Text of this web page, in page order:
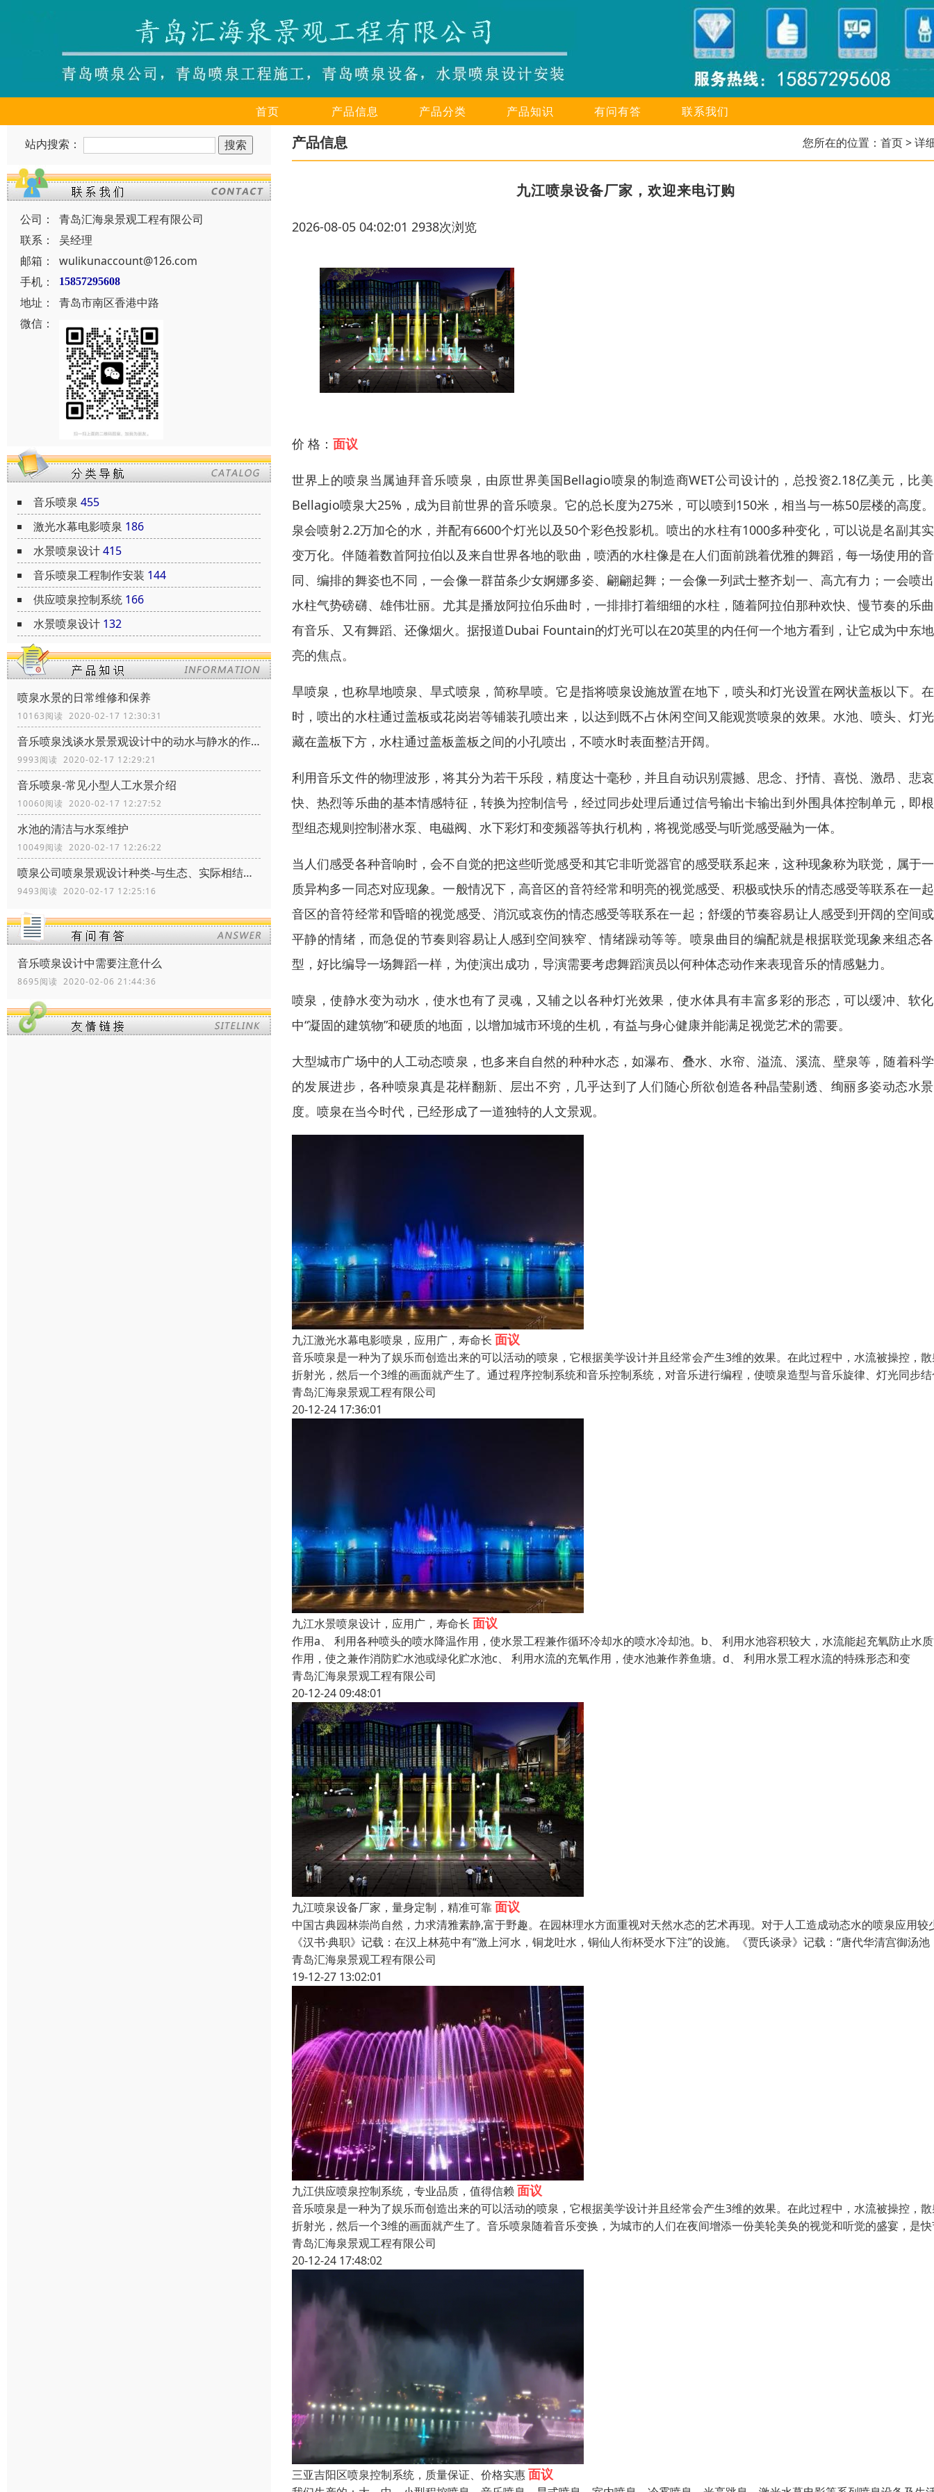
首页 产品信息 产品分类 产品知识 有问有答 联系我们
站内搜索：
公司：
青岛汇海泉景观工程有限公司
联系：
吴经理
邮箱：
wulikunaccount@126.com
手机：
15857295608
地址：
青岛市南区香港中路
微信：
音乐喷泉 455
激光水幕电影喷泉 186
水景喷泉设计415
音乐喷泉工程制作安装 144
供应喷泉控制系统 166
水景喷泉设计 132
喷泉水景的日常维修和保养
10163阅读 2020-02-17 12:30:31
音乐喷泉浅谈水景景观设计中的动水与静水的作用
9993阅读 2020-02-17 12:29:21
音乐喷泉-常见小型人工水景介绍
10060阅读 2020-02-17 12:27:52
水池的清洁与水泵维护
10049阅读 2020-02-17 12:26:22
喷泉公司喷泉景观设计种类-与生态、实际相结合
9493阅读 2020-02-17 12:25:16
音乐喷泉设计中需要注意什么
8695阅读 2020-02-06 21:44:36
产品信息 您所在的位置： 首页> 详
九江喷泉设备厂家，欢迎来电订购
2026-08-05 04:02:01 2938次浏览
价 格： 面议
世界上的喷泉当属迪拜音乐喷泉，由原世界美国Bellagio喷泉的制造商WET公司设计的，总投资2.18亿美元，比
Bellagio喷泉大25%，成为目前世界的音乐喷泉。它的总长度为275米，可以喷到150米，相当与一栋50层楼的高度
泉会喷射2.2万加仑的水，并配有6600个灯光以及50个彩色投影机。喷出的水柱有1000多种变化，可以说是名副其
变万化。伴随着数首阿拉伯以及来自世界各地的歌曲，喷洒的水柱像是在人们面前跳着优雅的舞蹈，每一场使用的
同、编排的舞姿也不同，一会像一群苗条少女婀娜多姿、翩翩起舞；一会像一列武士整齐划一、高亢有力；一会喷
水柱气势磅礴、雄伟壮丽。尤其是播放阿拉伯乐曲时，一排排打着细细的水柱，随着阿拉伯那种欢快、慢节奏的乐
有音乐、又有舞蹈、还像烟火。据报道Dubai Fountain的灯光可以在20英里的内任何一个地方看到，让它成为中东
亮的焦点。
旱喷泉，也称旱地喷泉、旱式喷泉，简称旱喷。它是指将喷泉设施放置在地下，喷头和灯光设置在网状盖板以下。
时，喷出的水柱通过盖板或花岗岩等铺装孔喷出来，以达到既不占休闲空间又能观赏喷泉的效果。水池、喷头、灯
藏在盖板下方，水柱通过盖板盖板之间的小孔喷出，不喷水时表面整洁开阔。
利用音乐文件的物理波形，将其分为若干乐段，精度达十毫秒，并且自动识别震撼、思念、抒情、喜悦、激昂、悲
快、热烈等乐曲的基本情感特征，转换为控制信号，经过同步处理后通过信号输出卡输出到外围具体控制单元，即
型组态规则控制潜水泵、电磁阀、水下彩灯和变频器等执行机构，将视觉感受与听觉感受融为一体。
当人们感受各种音响时，会不自觉的把这些听觉感受和其它非听觉器官的感受联系起来，这种现象称为联觉，属于
质异构多一同态对应现象。一般情况下，高音区的音符经常和明亮的视觉感受、积极或快乐的情态感受等联系在一
音区的音符经常和昏暗的视觉感受、消沉或哀伤的情态感受等联系在一起；舒缓的节奏容易让人感受到开阔的空间
平静的情绪，而急促的节奏则容易让人感到空间狭窄、情绪躁动等等。喷泉曲目的编配就是根据联觉现象来组态
型，好比编导一场舞蹈一样，为使演出成功，导演需要考虑舞蹈演员以何种体态动作来表现音乐的情感魅力。
喷泉，使静水变为动水，使水也有了灵魂，又辅之以各种灯光效果，使水体具有丰富多彩的形态，可以缓冲、软
中“凝固的建筑物”和硬质的地面，以增加城市环境的生机，有益与身心健康并能满足视觉艺术的需要。
大型城市广场中的人工动态喷泉，也多来自自然的种种水态，如瀑布、叠水、水帘、溢流、溪流、壁泉等，随着科
的发展进步，各种喷泉真是花样翻新、层出不穷，几乎达到了人们随心所欲创造各种晶莹剔透、绚丽多姿动态水
度。喷泉在当今时代，已经形成了一道独特的人文景观。
九江激光水幕电影喷泉，应用广，寿命长 面议
音乐喷泉是一种为了娱乐而创造出来的可以活动的喷泉，它根据美学设计并且经常会产生3维的效果。在此过程中，水流被操控，
折射光，然后一个3维的画面就产生了。通过程序控制系统和音乐控制系统，对音乐进行编程，使喷泉造型与音乐旋律、灯光同步
青岛汇海泉景观工程有限公司
20-12-24 17:36:01
九江水景喷泉设计，应用广，寿命长 面议
作用a、 利用各种喷头的喷水降温作用，使水景工程兼作循环冷却水的喷水冷却池。b、 利用水池容积较大，水流能起充氧防止水
作用，使之兼作消防贮水池或绿化贮水池c、 利用水流的充氧作用，使水池兼作养鱼塘。d、 利用水景工程水流的特殊形态和变
青岛汇海泉景观工程有限公司
20-12-24 09:48:01
九江喷泉设备厂家，量身定制，精准可靠面议
中国古典园林崇尚自然，力求清雅素静,富于野趣。在园林理水方面重视对天然水态的艺术再现。对于人工造成动态水的喷泉应用较
《汉书·典职》记载：在汉上林苑中有“激上河水，铜龙吐水，铜仙人衔杯受水下注”的设施。《贾氏谈录》记载：“唐代华清宫御汤池
青岛汇海泉景观工程有限公司
19-12-27 13:02:01
九江供应喷泉控制系统，专业品质，值得信赖 面议
音乐喷泉是一种为了娱乐而创造出来的可以活动的喷泉，它根据美学设计并且经常会产生3维的效果。在此过程中，水流被操控，
折射光，然后一个3维的画面就产生了。音乐喷泉随着音乐变换，为城市的人们在夜间增添一份美轮美奂的视觉和听觉的盛宴，是
青岛汇海泉景观工程有限公司
20-12-24 17:48:02
三亚吉阳区喷泉控制系统，质量保证、价格实惠面议